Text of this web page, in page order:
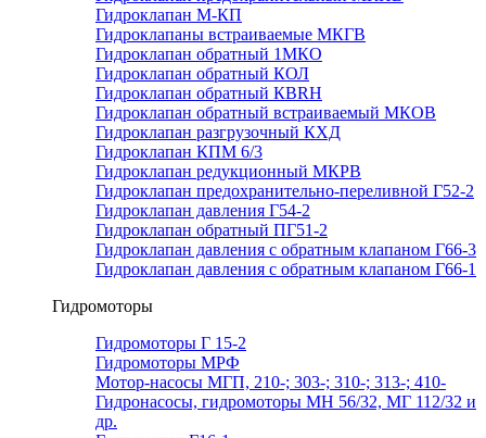
Гидроклапан М-КП
Гидроклапаны встраиваемые МКГВ
Гидроклапан обратный 1МКО
Гидроклапан обратный КОЛ
Гидроклапан обратный КВRН
Гидроклапан обратный встраиваемый МКОВ
Гидроклапан разгрузочный КХД
Гидроклапан КПМ 6/3
Гидроклапан редукционный МКРВ
Гидроклапан предохранительно-переливной Г52-2
Гидроклапан давления Г54-2
Гидроклапан обратный ПГ51-2
Гидроклапан давления с обратным клапаном Г66-3
Гидроклапан давления с обратным клапаном Г66-1
Гидромоторы
Гидромоторы Г 15-2
Гидромоторы МРФ
Мотор-насосы МГП, 210-; 303-; 310-; 313-; 410-
Гидронасосы, гидромоторы МН 56/32, МГ 112/32 и
др.